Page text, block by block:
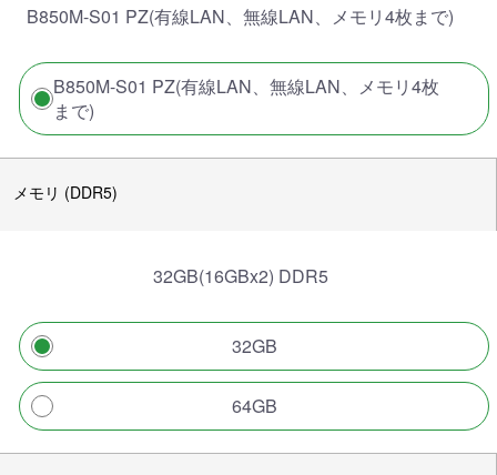
B850M-S01 PZ(有線LAN、無線LAN、メモリ4枚まで)
B850M-S01 PZ(有線LAN、無線LAN、メモリ4枚
まで)
メモリ (DDR5)
32GB(16GBx2) DDR5
32GB
64GB